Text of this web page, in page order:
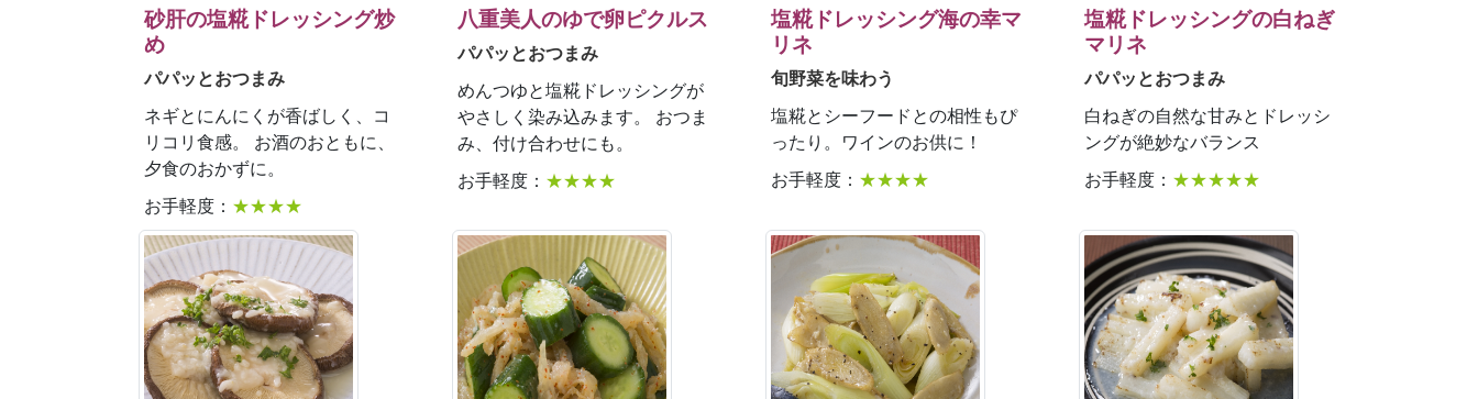
砂肝の塩糀ドレッシング炒
め
パパッとおつまみ
ネギとにんにくが香ばしく、コ
リコリ食感。 お酒のおともに、
夕食のおかずに。
お手軽度： ★★★★
八重美人のゆで卵ピクルス
パパッとおつまみ
めんつゆと塩糀ドレッシングが
やさしく染み込みます。 おつま
み、付け合わせにも。
お手軽度： ★★★★
塩糀ドレッシング海の幸マ
リネ
旬野菜を味わう
塩糀とシーフードとの相性もぴ
ったり。ワインのお供に！
お手軽度： ★★★★
塩糀ドレッシングの白ねぎ
マリネ
パパッとおつまみ
白ねぎの自然な甘みとドレッシ
ングが絶妙なバランス
お手軽度： ★★★★★